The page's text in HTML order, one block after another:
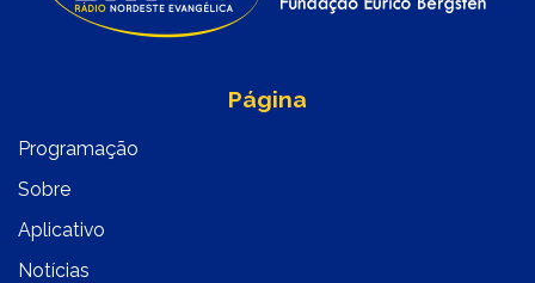
Página
Programação
Sobre
Aplicativo
Notícias